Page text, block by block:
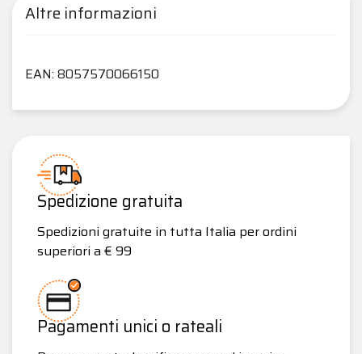
Altre informazioni
EAN: 8057570066150
Spedizione gratuita
Spedizioni gratuite in tutta Italia per ordini
superiori a € 99
Pagamenti unici o rateali